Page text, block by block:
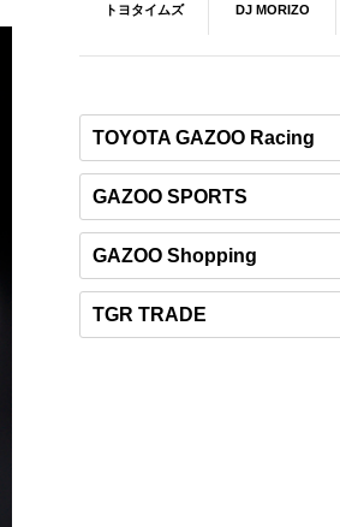
トヨタイムズ DJ MORIZO
TOYOTA GAZOO Racing
GAZOO SPORTS
GAZOO Shopping
TGR TRADE